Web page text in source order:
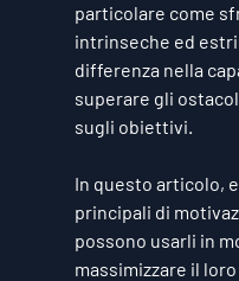
particolare come
intrinseche ed
differenza nella
superare gli
sugli obiettivi.
In questo articolo,
principali di
possono usarli in
massimizzare il